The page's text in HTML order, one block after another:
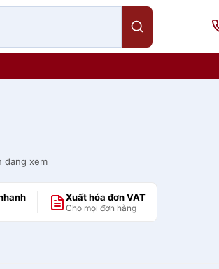
đang xem
Xuất hóa đơn VAT
Cho mọi đơn hàng